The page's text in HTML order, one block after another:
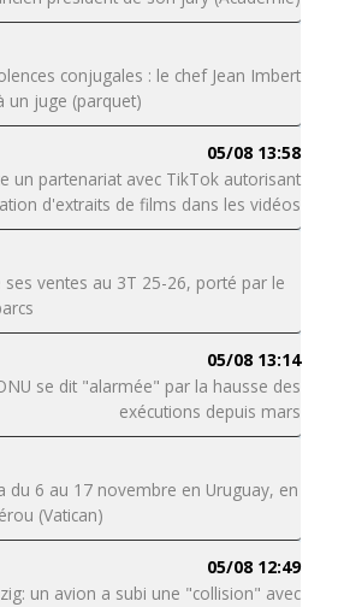
conjugales : le chef Jean Imbert
un juge (parquet)
05/08 13:58
un partenariat avec TikTok autorisant
d'extraits de films dans les vidéos
ventes au 3T 25-26, porté par le
05/08 13:14
se dit "alarmée" par la hausse des
exécutions depuis mars
du 6 au 17 novembre en Uruguay, en
(Vatican)
05/08 12:49
un avion a subi une "collision" avec